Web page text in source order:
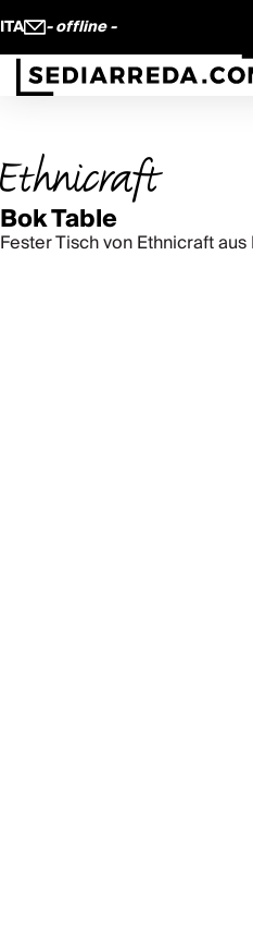
ITA - offline -
Bok Table
Fester Tisch von Ethnicraft